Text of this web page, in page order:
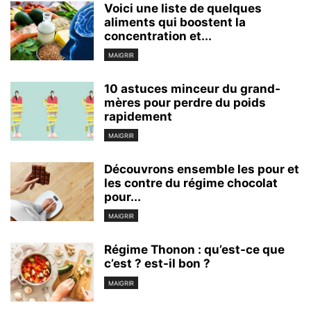
Voici une liste de quelques
aliments qui boostent la
concentration et...
MAIGRIR
10 astuces minceur du grand-
mères pour perdre du poids
rapidement
MAIGRIR
Découvrons ensemble les pour et
les contre du régime chocolat
pour...
MAIGRIR
Régime Thonon : qu’est-ce que
c’est ? est-il bon ?
MAIGRIR